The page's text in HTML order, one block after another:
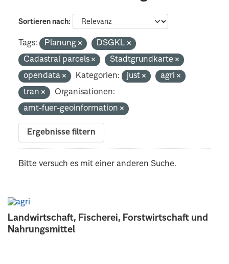
Landwirtschaft, Fischerei, Forstwirtschaft und
Nahrungsmittel
Sortieren nach
Tags: Planung
DSGKL
Cadastral parcels
Stadtgrundkarte
opendata
Kategorien: just
agri
tran
Organisationen:
amt-fuer-geoinformation
Ergebnisse filtern
Bitte versuch es mit einer anderen Suche.